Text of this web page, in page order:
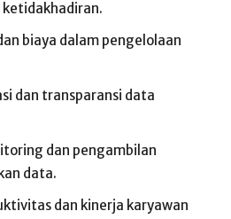
biaya dalam pengelolaan
dan transparansi data
dan pengambilan
data.
dan kinerja karyawan